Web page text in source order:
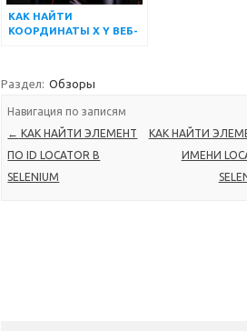
КАК НАЙТИ
КООРДИНАТЫ X Y ВЕБ-
Раздел: Обзоры
Навигация по записям
← КАК НАЙТИ ЭЛЕМЕНТ
ПО ID LOCATOR В
SELENIUM
КАК НАЙТИ
ИМЕНИ